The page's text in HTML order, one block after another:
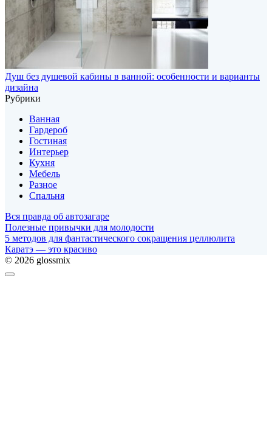
Душ без душевой кабины в ванной: особенности и варианты
дизайна
Рубрики
Ванная
Гардероб
Гостиная
Интерьер
Кухня
Мебель
Разное
Спальня
Вся правда об автозагаре
Полезные привычки для молодости
5 методов для фантастического сокращения целлюлита
Каратэ — это красиво
© 2026 glossmix